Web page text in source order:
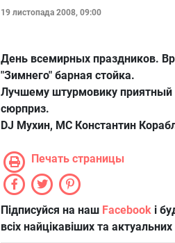
19 листопада 2008, 09:00
День всемирных праздников.
"Зимнего" барная стойка.
Лучшему штурмовику приятный
сюрприз.
DJ Мухин, МС Константин
Печать страницы
Підписуйся на наш Facebook і
всіх найцікавіших та